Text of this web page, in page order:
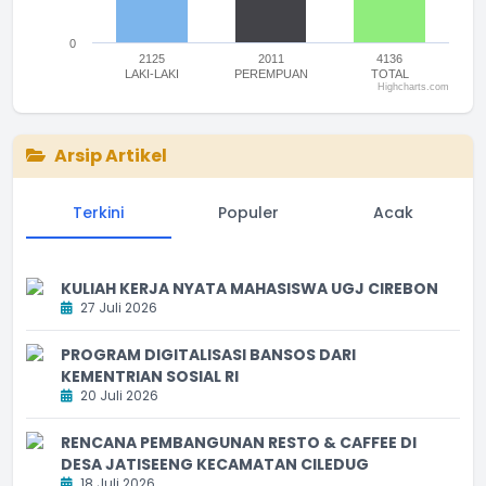
2125
LAKI-LAKI
2011
PEREMPUAN
4136
TOTAL
0
Highcharts.com
Arsip Artikel
Terkini Populer Acak
KULIAH KERJA NYATA MAHASISWA UGJ CIREBON
27 Juli 2026
PROGRAM DIGITALISASI BANSOS DARI
KEMENTRIAN SOSIAL RI
20 Juli 2026
RENCANA PEMBANGUNAN RESTO & CAFFEE DI
DESA JATISEENG KECAMATAN CILEDUG